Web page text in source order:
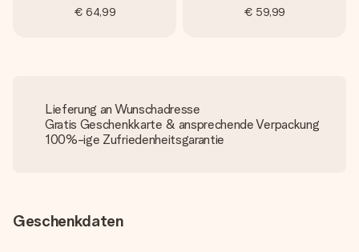
€ 64,99 € 59,99
Lieferung an Wunschadresse
Gratis Geschenkkarte & ansprechende Verpackung
100%-ige Zufriedenheitsgarantie
Geschenkdaten